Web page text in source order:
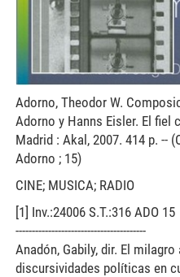
Adorno, Theodor W.
Adorno y Hanns Eisler. El fiel
Madrid : Akal, 2007. 414 p. --
Adorno ; 15)
CINE; MUSICA; RADIO
[1] Inv.:24006 S.T.:316 ADO 15
----------------------------------------
Anadón, Gabily, dir. El
discursividades políticas en